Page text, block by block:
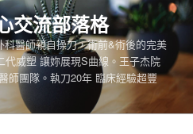
交流部落格
醫師親自操刀，術前&術後的完美
代威塑 讓妳展現S曲線。王子杰院
師團隊。執刀20年 臨床經驗超豐